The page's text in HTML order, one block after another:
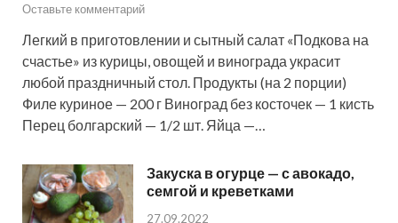
Оставьте комментарий
Легкий в приготовлении и сытный салат «Подкова на
счастье» из курицы, овощей и винограда украсит
любой праздничный стол. Продукты (на 2 порции)
Филе куриное — 200 г Виноград без косточек — 1 кисть
Перец болгарский — 1/2 шт. Яйца —…
Закуска в огурце — с авокадо,
семгой и креветками
27.09.2022